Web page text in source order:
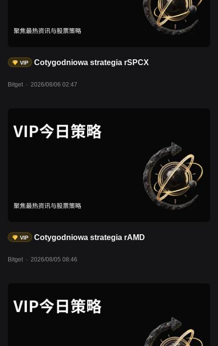
VIP Cotygodniowa strategia rSPCX
Bitget · 2026/08/06 02:47
VIP Cotygodniowa strategia rAMD
Bitget · 2026/08/05 08:46